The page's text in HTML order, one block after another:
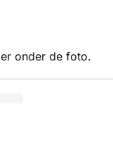
onder de foto.